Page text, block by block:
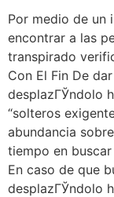
Por medio de un
encontrar a las
transpirado
Con El Fin De
desplazГЎndolo
“solteros
abundancia
tiempo en
En caso de que
desplazГЎndolo